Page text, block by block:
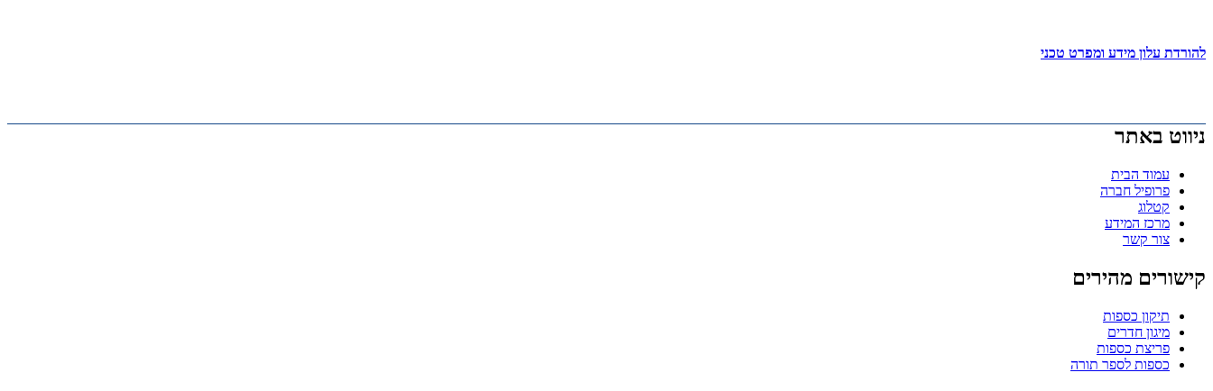
להורדת עלון מידע ומפרט טכני
ניווט באתר
עמוד הבית
פרופיל חברה
קטלוג
מרכז המידע
צור קשר
קישורים מהירים
תיקון כספות
מיגון חדרים
פריצת כספות
כספות לספר תורה